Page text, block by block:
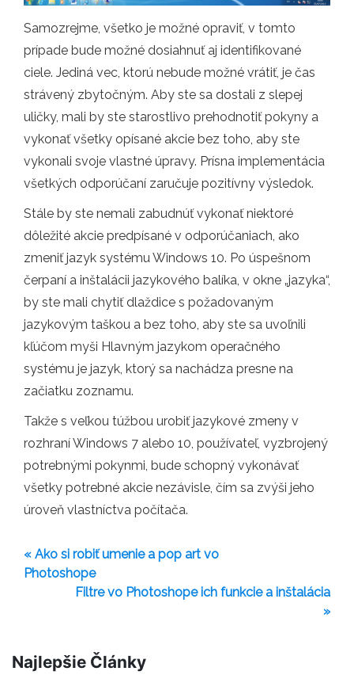
Samozrejme, všetko je možné opraviť, v tomto
prípade bude možné dosiahnuť aj identifikované
ciele. Jediná vec, ktorú nebude možné vrátiť, je čas
strávený zbytočným. Aby ste sa dostali z slepej
uličky, mali by ste starostlivo prehodnotiť pokyny a
vykonať všetky opísané akcie bez toho, aby ste
vykonali svoje vlastné úpravy. Prísna implementácia
všetkých odporúčaní zaručuje pozitívny výsledok.
Stále by ste nemali zabudnúť vykonať niektoré
dôležité akcie predpísané v odporúčaniach, ako
zmeniť jazyk systému Windows 10. Po úspešnom
čerpaní a inštalácii jazykového balíka, v okne „jazyka“,
by ste mali chytiť dlaždice s požadovaným
jazykovým taškou a bez toho, aby ste sa uvoľnili
kľúčom myši Hlavným jazykom operačného
systému je jazyk, ktorý sa nachádza presne na
začiatku zoznamu.
Takže s veľkou túžbou urobiť jazykové zmeny v
rozhraní Windows 7 alebo 10, používateľ, vyzbrojený
potrebnými pokynmi, bude schopný vykonávať
všetky potrebné akcie nezávisle, čím sa zvýši jeho
úroveň vlastníctva počítača.
« Ako si robiť umenie a pop art vo
Photoshope
Filtre vo Photoshope ich funkcie a inštalácia
»
Najlepšie Články